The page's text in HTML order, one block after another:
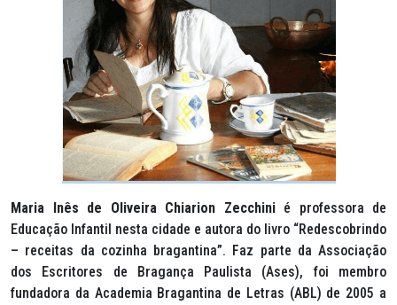
Maria Inês de Oliveira Chiarion Zecchinié professora de
Educação Infantil nesta cidade e autora do livro “Redescobrindo
– receitas da cozinha bragantina”. Faz parte da Associação
dos Escritores de Bragança Paulista (Ases), foi membro
fundadora da Academia Bragantina de Letras (ABL) de 2005 a